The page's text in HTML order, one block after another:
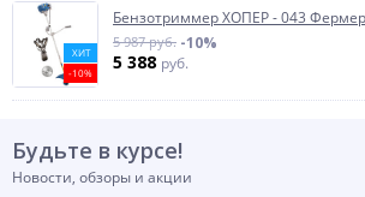
ХИТ
-10%
Бензотриммер ХОПЕР - 043
5 987 руб. -10%
5 388 руб.
Будьте в курсе!
Новости, обзоры и акции